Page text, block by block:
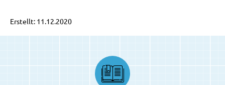
Erstellt: 11.12.2020